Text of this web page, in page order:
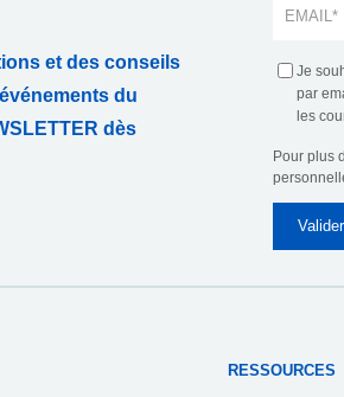
et des conseils
du
dès
Je
par
les
Pour plus
RESSOURCES